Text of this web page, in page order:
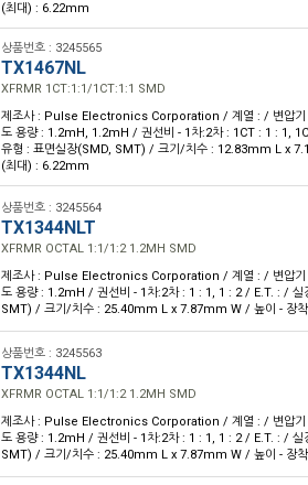
(최대) : 6.22mm
상품번호 : 3245565
TX1467NL
XFRMR 1CT:1:1/1CT:1:1 SMD
제조사 : Pulse Electronics Corporation / 계열 : / 변압기
도 용량 : 1.2mH, 1.2mH / 권선비 - 1차:2차 : 1CT : 1 : 1,
유형 : 표면실장(SMD, SMT) / 크기/치수 : 12.83mm L x
(최대) : 6.22mm
상품번호 : 3245564
TX1344NLT
XFRMR OCTAL 1:1/1:2 1.2MH SMD
제조사 : Pulse Electronics Corporation / 계열 : / 변압기
도 용량 : 1.2mH / 권선비 - 1차:2차 : 1 : 1, 1 : 2 / E.T. : / 실
SMT) / 크기/치수 : 25.40mm L x 7.87mm W / 높이 - 장
상품번호 : 3245563
TX1344NL
XFRMR OCTAL 1:1/1:2 1.2MH SMD
제조사 : Pulse Electronics Corporation / 계열 : / 변압기
도 용량 : 1.2mH / 권선비 - 1차:2차 : 1 : 1, 1 : 2 / E.T. : / 실
SMT) / 크기/치수 : 25.40mm L x 7.87mm W / 높이 - 장